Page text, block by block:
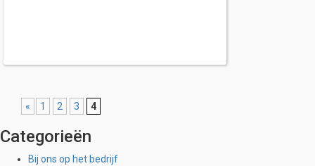
« 1 2 3 4
Categorieën
Bij ons op het bedrijf